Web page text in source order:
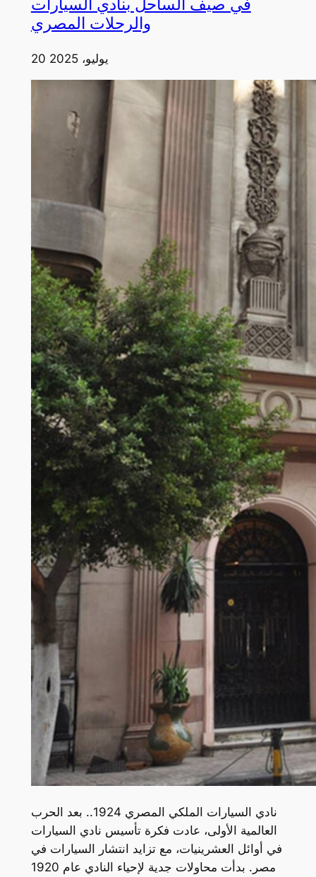
في صيف الساحل بنادي السيارات
والرحلات المصري
20 يوليو، 2025
نادي السيارات الملكي المصري 1924.. بعد الحرب
العالمية الأولى، عادت فكرة تأسيس نادي السيارات
في أوائل العشرينيات، مع تزايد انتشار السيارات في
مصر. بدأت محاولات جدية لإحياء النادي عام 1920